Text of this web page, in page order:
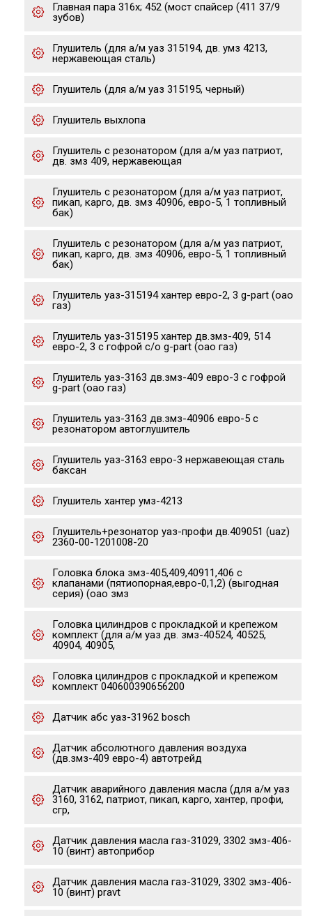
Главная пара 316х; 452 (мост спайсер (411 37/9
зубов)
Глушитель (для а/м уаз 315194, дв. умз 4213,
нержавеющая сталь)
Глушитель (для а/м уаз 315195, черный)
Глушитель выхлопа
Глушитель с резонатором (для а/м уаз патриот,
дв. змз 409, нержавеющая
Глушитель с резонатором (для а/м уаз патриот,
пикап, карго, дв. змз 40906, евро-5, 1 топливный
бак)
Глушитель с резонатором (для а/м уаз патриот,
пикап, карго, дв. змз 40906, евро-5, 1 топливный
бак)
Глушитель уаз-315194 хантер евро-2, 3 g-part (оао
газ)
Глушитель уаз-315195 хантер дв.змз-409, 514
евро-2, 3 с гофрой с/о g-part (оао газ)
Глушитель уаз-3163 дв.змз-409 евро-3 с гофрой
g-part (оао газ)
Глушитель уаз-3163 дв.змз-40906 евро-5 с
резонатором автоглушитель
Глушитель уаз-3163 евро-3 нержавеющая сталь
баксан
Глушитель хантер умз-4213
Глушитель+резонатор уаз-профи дв.409051 (uaz)
2360-00-1201008-20
Головка блока змз-405,409,40911,406 с
клапанами (пятиопорная,евро-0,1,2) (выгодная
серия) (оао змз
Головка цилиндров с прокладкой и крепежом
комплект (для а/м уаз дв. змз-40524, 40525,
40904, 40905,
Головка цилиндров с прокладкой и крепежом
комплект 040600390656200
Датчик абс уаз-31962 bosch
Датчик абсолютного давления воздуха
(дв.змз-409 евро-4) автотрейд
Датчик аварийного давления масла (для а/м уаз
3160, 3162, патриот, пикап, карго, хантер, профи,
сгр,
Датчик давления масла газ-31029, 3302 змз-406-
10 (винт) автоприбор
Датчик давления масла газ-31029, 3302 змз-406-
10 (винт) pravt